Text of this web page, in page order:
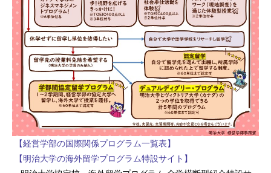
【経営学部の国際関係プログラム一覧表】
【明治大学の海外留学プログラム特設サイト】